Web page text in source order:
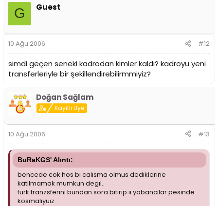
G Guest
10 Ağu 2006 #12
simdi geçen seneki kadrodan kimler kaldı? kadroyu yeni
transferleriyle bir şekillendirebilirmmiyiz?
Doğan Sağlam
Kayıtlı Üye
10 Ağu 2006 #13
BuRaKGS' Alıntı:
bencede cok hos bı calısma olmus dedıklerıne
katılmamak mumkun degıl..
turk tranzsferını bundan sora bıtırıp ıı yabancılar pesınde
kosmalıyuız